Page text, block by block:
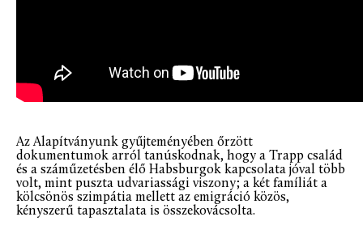
Az Alapítványunk gyűjteményében őrzött
dokumentumok arról tanúskodnak, hogy a Trapp család
és a száműzetésben élő Habsburgok kapcsolata jóval több
volt, mint puszta udvariassági viszony; a két famíliát a
kölcsönös szimpátia mellett az emigráció közös,
kényszerű tapasztalata is összekovácsolta.